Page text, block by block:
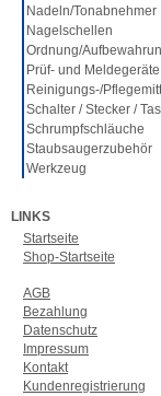
Nadeln/Tonabnehmer
Nagelschellen
Ordnung/
Prüf- und Meldegeräte
Reinigungs-/
Schalter / Stecker /
Schrumpfschläuche
Staubsaugerzubehör
Werkzeug
LINKS
Startseite
Shop-Startseite
AGB
Bezahlung
Datenschutz
Impressum
Kontakt
Kundenregistrierung